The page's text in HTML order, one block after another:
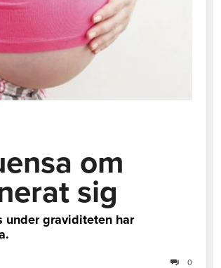
om
sig
under graviditeten har
0